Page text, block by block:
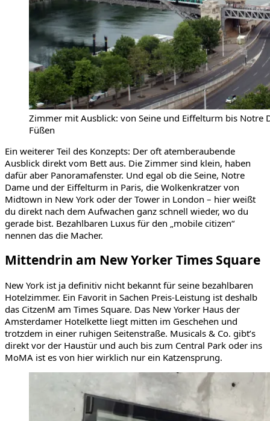
Zimmer mit Ausblick: von Seine und Eiffelturm bis Notre
Füßen
Ein weiterer Teil des Konzepts: Der oft atemberaubende
Ausblick direkt vom Bett aus. Die Zimmer sind klein, haben
dafür aber Panoramafenster. Und egal ob die Seine, Notre
Dame und der Eiffelturm in Paris, die Wolkenkratzer von
Midtown in New York oder der Tower in London – hier weißt
du direkt nach dem Aufwachen ganz schnell wieder, wo du
gerade bist. Bezahlbaren Luxus für den „mobile citizen“
nennen das die Macher.
Mittendrin am New Yorker Times Square
New York ist ja definitiv nicht bekannt für seine bezahlbaren
Hotelzimmer. Ein Favorit in Sachen Preis-Leistung ist deshalb
das CitzenM am Times Square. Das New Yorker Haus der
Amsterdamer Hotelkette liegt mitten im Geschehen und
trotzdem in einer ruhigen Seitenstraße. Musicals & Co. gibt’s
direkt vor der Haustür und auch bis zum Central Park oder ins
MoMA ist es von hier wirklich nur ein Katzensprung.